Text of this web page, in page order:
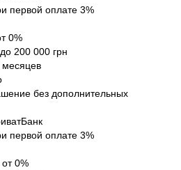
первой оплате 3%
0%
200 000 грн
месяцев
без дополнительных
первой оплате 3%
0%